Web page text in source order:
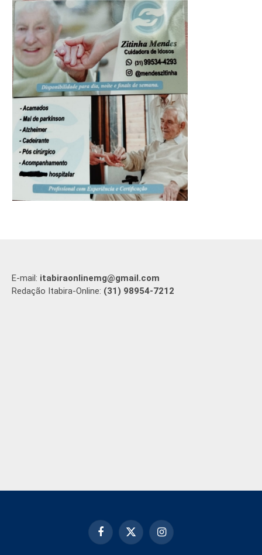
E-mail: itabiraonlinemg@gmail.com
Redação Itabira-Online: (31) 98954-7212
Facebook
X
Instagram